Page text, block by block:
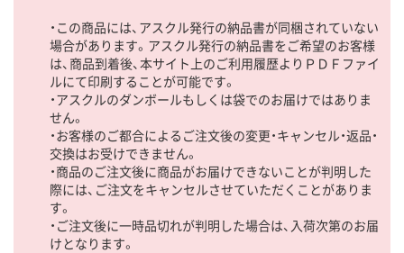
・この商品には、アスクル発行の納品書が同梱されていない
場合があります。アスクル発行の納品書をご希望のお客様
は、商品到着後、本サイト上のご利用履歴よりＰＤＦファイ
ルにて印刷することが可能です。
・アスクルのダンボールもしくは袋でのお届けではありま
せん。
・お客様のご都合によるご注文後の変更・キャンセル・返品・
交換はお受けできません。
・商品のご注文後に商品がお届けできないことが判明した
際には、ご注文をキャンセルさせていただくことがありま
す。
・ご注文後に一時品切れが判明した場合は、入荷次第のお届
けとなります。